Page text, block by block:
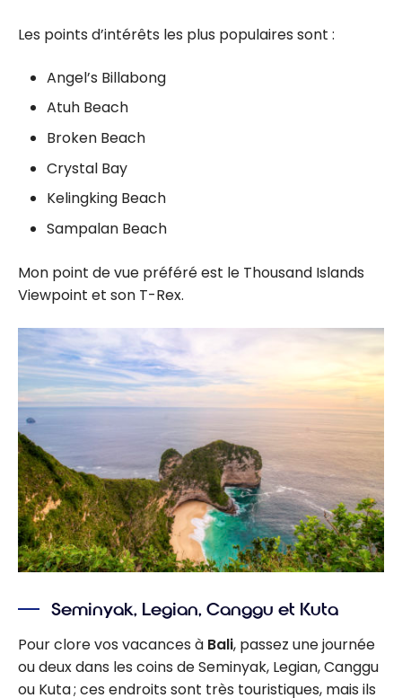
Les points d’intérêts les plus populaires sont :
Angel’s Billabong
Atuh Beach
Broken Beach
Crystal Bay
Kelingking Beach
Sampalan Beach
Mon point de vue préféré est le Thousand Islands
Viewpoint et son T-Rex.
Seminyak, Legian, Canggu et Kuta
Pour clore vos vacances à Bali, passez une journée
ou deux dans les coins de Seminyak, Legian, Canggu
ou Kuta ; ces endroits sont très touristiques, mais ils